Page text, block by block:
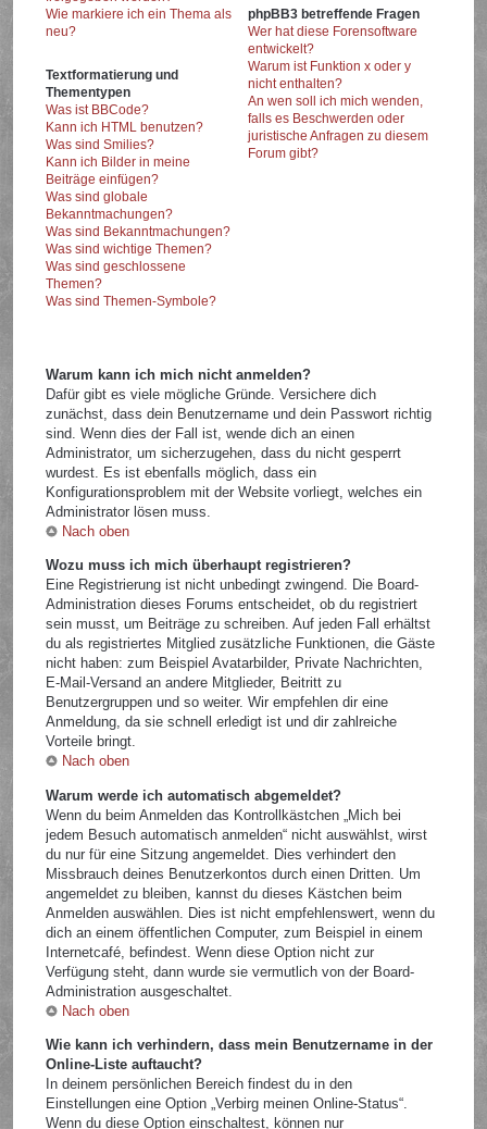
Wie markiere ich ein Thema als
neu?
Textformatierung und
Thementypen
Was ist BBCode?
Kann ich HTML benutzen?
Was sind Smilies?
Kann ich Bilder in meine
Beiträge einfügen?
Was sind globale
Bekanntmachungen?
Was sind Bekanntmachungen?
Was sind wichtige Themen?
Was sind geschlossene
Themen?
Was sind Themen-Symbole?
phpBB3 betreffende Fragen
Wer hat diese Forensoftware
entwickelt?
Warum ist Funktion x oder y
nicht enthalten?
An wen soll ich mich wenden,
falls es Beschwerden oder
juristische Anfragen zu diesem
Forum gibt?
Warum kann ich mich nicht anmelden?
Dafür gibt es viele mögliche Gründe. Versichere dich
zunächst, dass dein Benutzername und dein Passwort richtig
sind. Wenn dies der Fall ist, wende dich an einen
Administrator, um sicherzugehen, dass du nicht gesperrt
wurdest. Es ist ebenfalls möglich, dass ein
Konfigurationsproblem mit der Website vorliegt, welches ein
Administrator lösen muss.
Nach oben
Wozu muss ich mich überhaupt registrieren?
Eine Registrierung ist nicht unbedingt zwingend. Die Board-
Administration dieses Forums entscheidet, ob du registriert
sein musst, um Beiträge zu schreiben. Auf jeden Fall erhältst
du als registriertes Mitglied zusätzliche Funktionen, die Gäste
nicht haben: zum Beispiel Avatarbilder, Private Nachrichten,
E-Mail-Versand an andere Mitglieder, Beitritt zu
Benutzergruppen und so weiter. Wir empfehlen dir eine
Anmeldung, da sie schnell erledigt ist und dir zahlreiche
Vorteile bringt.
Nach oben
Warum werde ich automatisch abgemeldet?
Wenn du beim Anmelden das Kontrollkästchen „Mich bei
jedem Besuch automatisch anmelden“ nicht auswählst, wirst
du nur für eine Sitzung angemeldet. Dies verhindert den
Missbrauch deines Benutzerkontos durch einen Dritten. Um
angemeldet zu bleiben, kannst du dieses Kästchen beim
Anmelden auswählen. Dies ist nicht empfehlenswert, wenn du
dich an einem öffentlichen Computer, zum Beispiel in einem
Internetcafé, befindest. Wenn diese Option nicht zur
Verfügung steht, dann wurde sie vermutlich von der Board-
Administration ausgeschaltet.
Nach oben
Wie kann ich verhindern, dass mein Benutzername in der
Online-Liste auftaucht?
In deinem persönlichen Bereich findest du in den
Einstellungen eine Option „Verbirg meinen Online-Status“.
Wenn du diese Option einschaltest, können nur